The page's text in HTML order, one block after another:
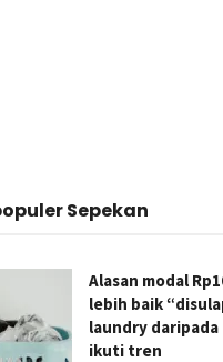
Sepekan
Alasan modal
lebih baik
laundry daripada
ikuti tren